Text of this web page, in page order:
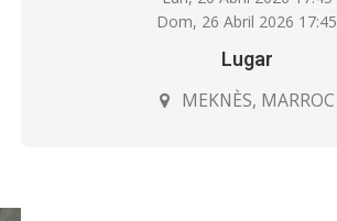
Dom, 26 Abril 2026 17:45
Lugar
MEKNÈS, MARROC